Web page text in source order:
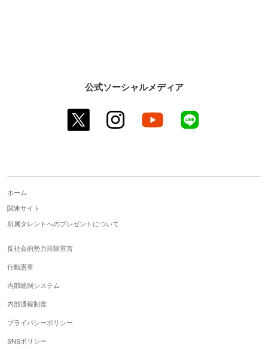
公式ソーシャルメディア
twitter instagram youtube
ホーム
関連サイト
所属タレントへのプレゼントについて
反社会的勢力排除宣言
行動憲章
内部統制システム
内部通報制度
プライバシーポリシー
SNSポリシー